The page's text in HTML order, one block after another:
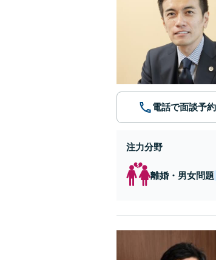
電話で面談予約
注力分野
離婚・男女問題